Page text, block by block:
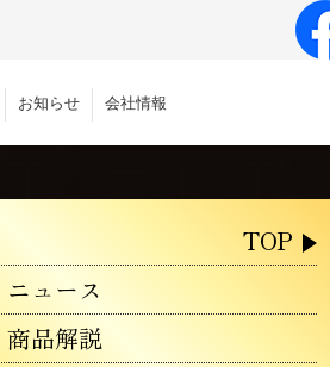
お知らせ 会社情報
TOP
ニュース
商品解説